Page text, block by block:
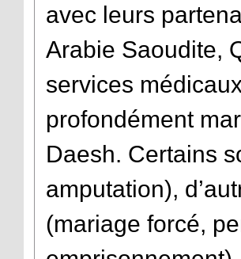
avec leurs
Arabie Saoudite,
services
profondément
Daesh. Certains
amputation),
(mariage forcé,